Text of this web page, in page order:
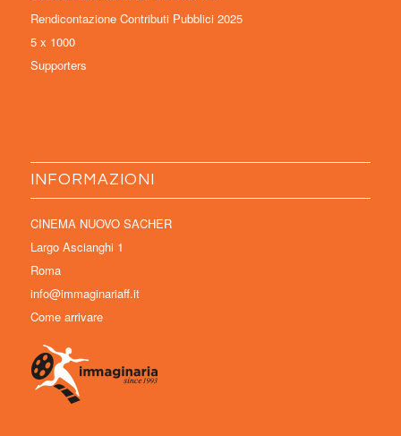
Rendicontazione Contributi Pubblici 2025
5 x 1000
Supporters
INFORMAZIONI
CINEMA NUOVO SACHER
Largo Ascianghi 1
Roma
info@immaginariaff.it
Come arrivare